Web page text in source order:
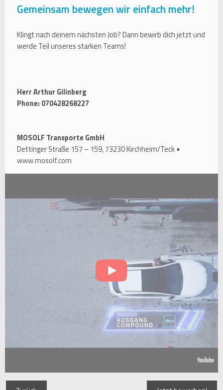
Gemeinsam bewegen wir einfach mehr!
Klingt nach deinem nächsten Job? Dann bewirb dich jetzt und
werde Teil unseres starken Teams!
Herr Arthur Gilinberg
Phone: 070428268227
MOSOLF Transporte GmbH
Dettinger Straße 157 – 159, 73230 Kirchheim/Teck •
www.mosolf.com